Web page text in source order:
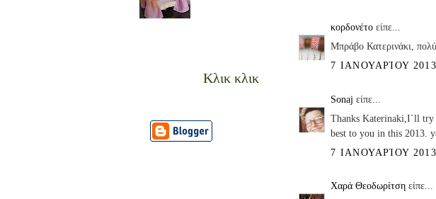
Κλικ κλικ
κορδονέτο είπε...
Μπράβο Κατερινάκι, πολύ
7 ΙΑΝΟΥΑΡΊΟΥ
Sonaj είπε...
Thanks Katerinaki,I`ll try
best to you in this 2013.
7 ΙΑΝΟΥΑΡΊΟΥ
Χαρά Θεοδωρίτση είπε...